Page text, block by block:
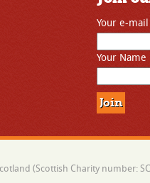
Your e-
Your Name
(Scottish Charity number: